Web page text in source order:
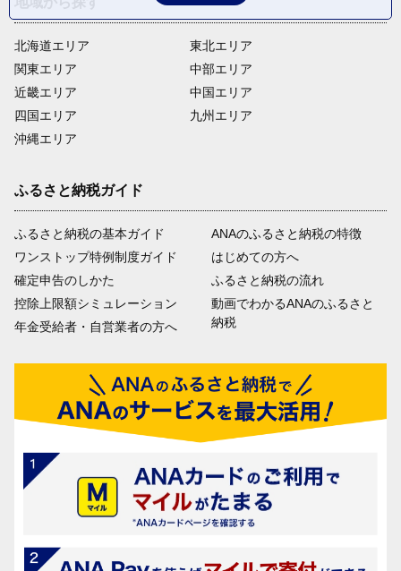
北海道エリア
関東エリア
近畿エリア
四国エリア
沖縄エリア
東北エリア
中部エリア
中国エリア
九州エリア
ふるさと納税ガイド
ふるさと納税の基本ガイド
ワンストップ特例制度ガイド
確定申告のしかた
控除上限額シミュレーション
年金受給者・自営業者の方へ
ANAのふるさと納税の特徴
はじめての方へ
ふるさと納税の流れ
動画でわかるANAのふるさと
納税